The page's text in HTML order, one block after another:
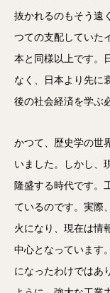
抜かれるのもそう遠
つての支配していた
本と同様以上です。
なく、日本より先に
後の社会経済を学ぶ
かつて、歴史学の世
いました。しかし、
隆盛する時代です。
ているのです。実際
火になり、現在は情
中心となっています
になったわけではあ